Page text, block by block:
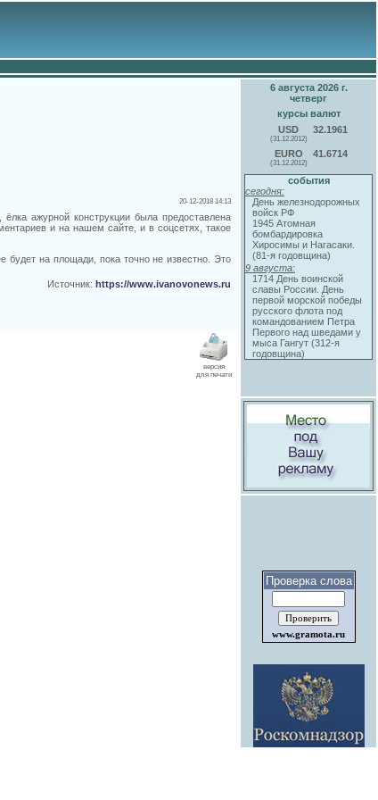
20-12-2018 14:13
ажурной конструкции была предоставлена
и на нашем сайте, и в соцсетях, такое
будет на площади, пока точно не известно. Это
Источник: https://www.ivanovonews.ru
версия
для печати
6 августа 2026 г.
четверг
курсы валют
USD
(31.12.2012)
32.1961
EURO
(31.12.2012)
41.6714
события
сегодня:
День железнодорожных
войск РФ
1945 Атомная
бомбардировка
Хиросимы и Нагасаки.
(81-я годовщина)
9 августа:
1714 День воинской
славы России. День
первой морской победы
русского флота под
командованием Петра
Первого над шведами у
мыса Гангут (312-я
годовщина)
Проверка слова
www.gramota.ru